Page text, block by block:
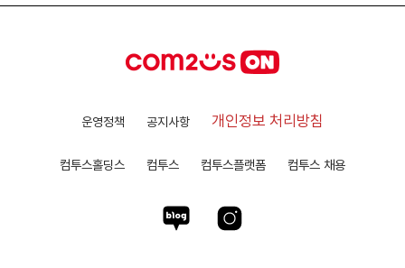
운영정책 공지사항 개인정보 처리방침
컴투스홀딩스 컴투스 컴투스플랫폼 컴투스 채용